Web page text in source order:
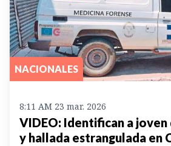
NACIONALES
8:11 AM 23 mar. 2026
VIDEO: Identifican a joven
y hallada estrangulada en